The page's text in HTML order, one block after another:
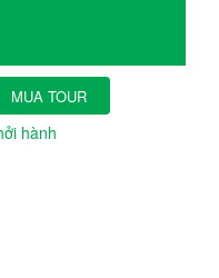
MUA TOUR
hành